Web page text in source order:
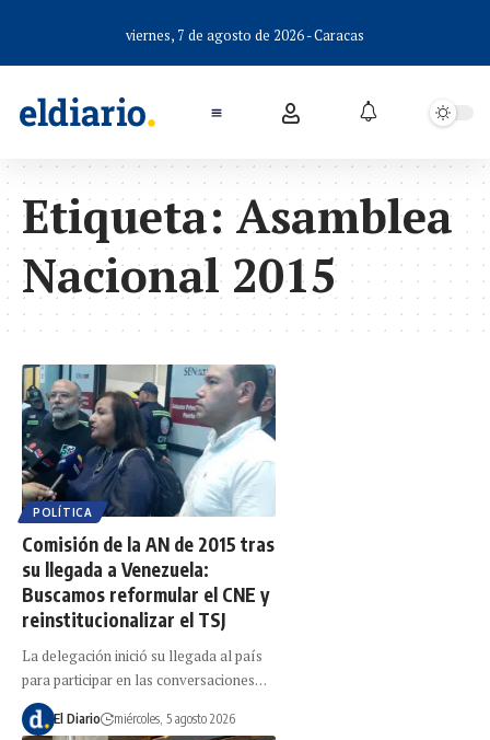
viernes, 7 de agosto de 2026 - Caracas
Etiqueta: Asamblea
Nacional 2015
POLÍTICA
Comisión de la AN de 2015 tras
su llegada a Venezuela:
Buscamos reformular el CNE y
reinstitucionalizar el TSJ
La delegación inició su llegada al país
para participar en las conversaciones…
El Diario miércoles, 5 agosto 2026